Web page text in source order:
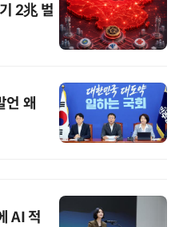
2兆 벌
언 왜
AI 적